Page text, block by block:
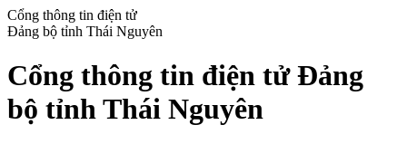
Cổng thông tin điện tử
Đảng bộ tỉnh Thái Nguyên
Cổng thông tin điện tử Đảng
bộ tỉnh Thái Nguyên